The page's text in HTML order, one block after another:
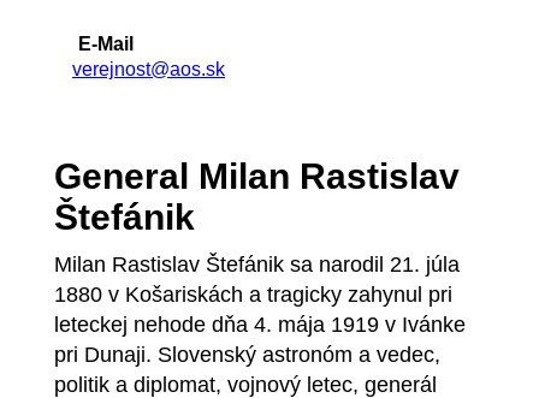
E-Mail
verejnost@aos.sk
General Milan Rastislav
Štefánik
Milan Rastislav Štefánik sa narodil 21. júla
1880 v Košariskách a tragicky zahynul pri
leteckej nehode dňa 4. mája 1919 v Ivánke
pri Dunaji. Slovenský astronóm a vedec,
politik a diplomat, vojnový letec, generál